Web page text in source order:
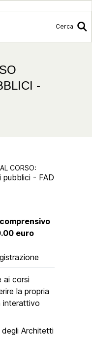
Cerca
-
CORSO:
- FAD
euro
ai corsi
la propria
interattivo
Architetti